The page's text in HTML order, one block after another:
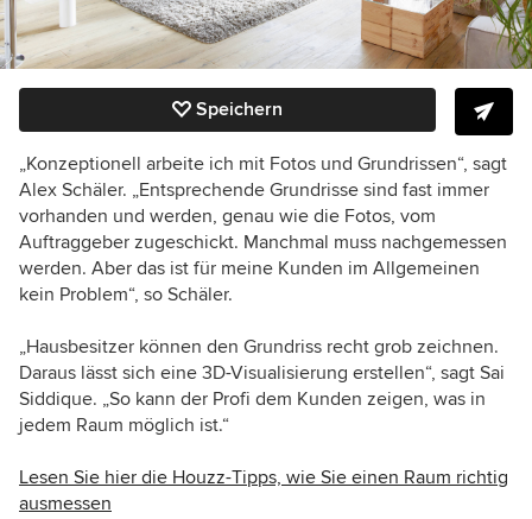
Speichern
„Konzeptionell arbeite ich mit Fotos und Grundrissen“, sagt
Alex Schäler. „Entsprechende Grundrisse sind fast immer
vorhanden und werden, genau wie die Fotos, vom
Auftraggeber zugeschickt. Manchmal muss nachgemessen
werden. Aber das ist für meine Kunden im Allgemeinen
kein Problem“, so Schäler.
„Hausbesitzer können den Grundriss recht grob zeichnen.
Daraus lässt sich eine 3D-Visualisierung erstellen“, sagt Sai
Siddique. „So kann der Profi dem Kunden zeigen, was in
jedem Raum möglich ist.“
Lesen Sie hier die Houzz-Tipps, wie Sie einen Raum richtig
ausmessen